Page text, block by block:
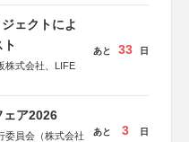
ェクトによ
株式会社、LIFE
あと 33 日
ェア2026
委員会（株式会社
あと 3 日